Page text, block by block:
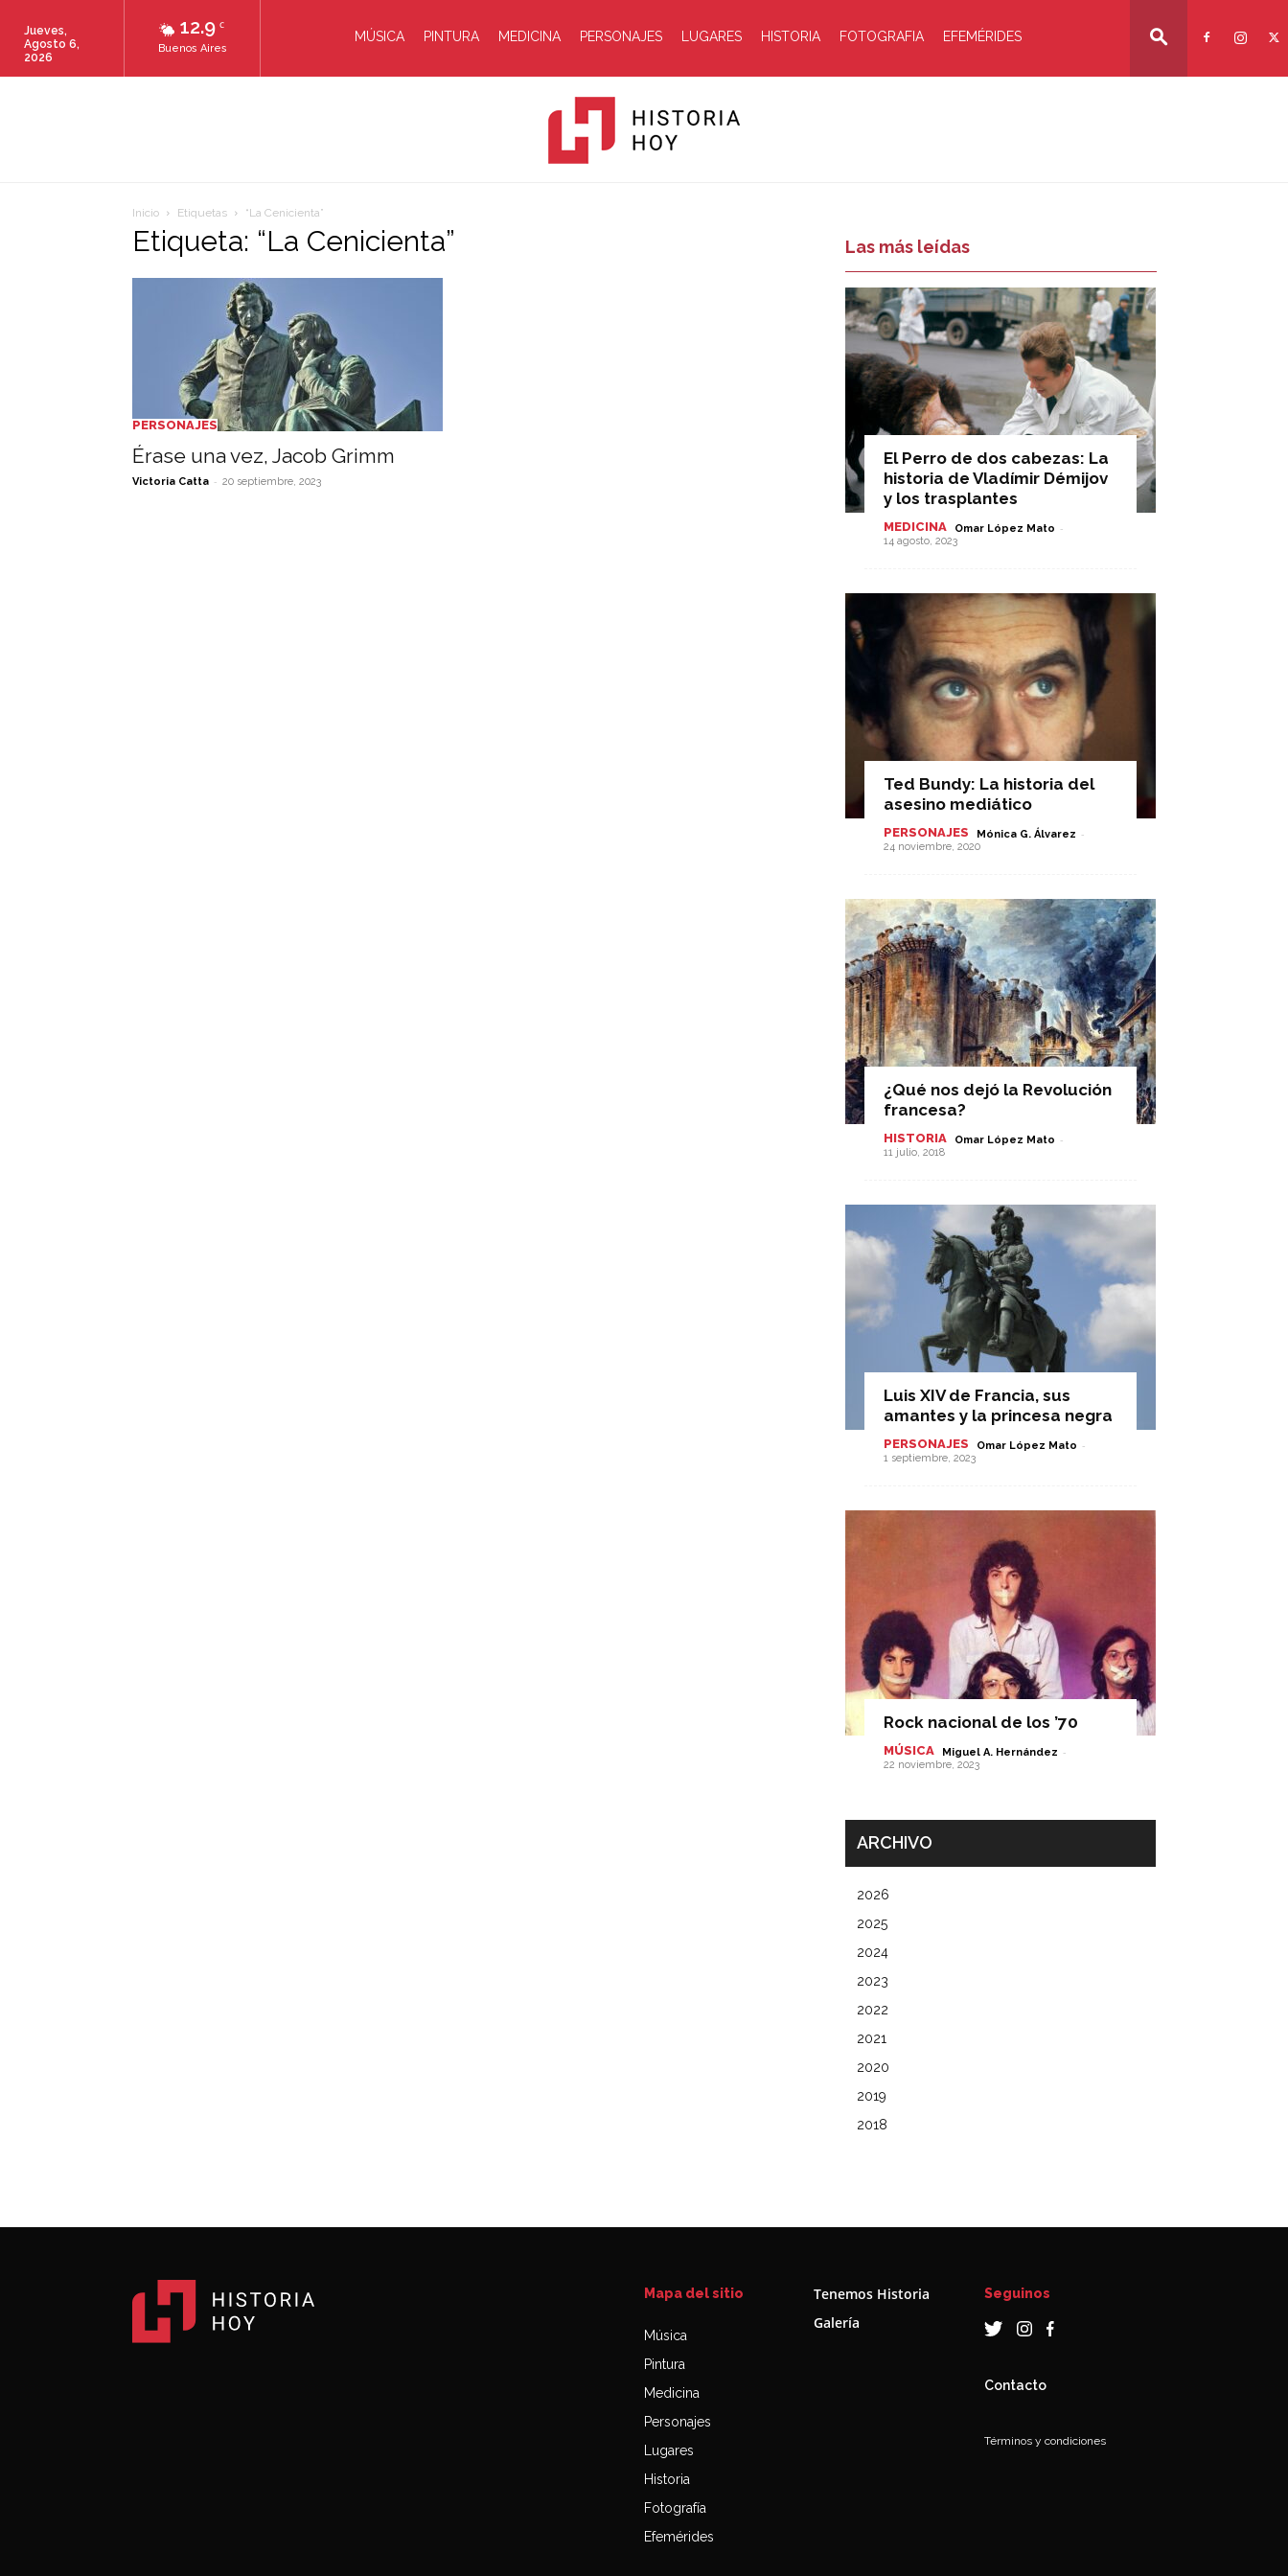
12.9 C
Buenos Aires
Jueves,
Agosto 6,
2026
MÚSICA PINTURA MEDICINA PERSONAJES LUGARES HISTORIA FOTOGRAFIA EFEMÉRIDES
Inicio Etiquetas “La Cenicienta”
Etiqueta: “La Cenicienta”
PERSONAJES
Érase una vez, Jacob Grimm
Victoria Catta - 20 septiembre, 2023
Las más leídas
El Perro de dos cabezas: La
historia de Vladímir Démijov
y los trasplantes
MEDICINA Omar López Mato -
14 agosto, 2023
Ted Bundy: La historia del
asesino mediático
PERSONAJES Mónica G. Álvarez -
24 noviembre, 2020
¿Qué nos dejó la Revolución
francesa?
HISTORIA Omar López Mato -
11 julio, 2018
Luis XIV de Francia, sus
amantes y la princesa negra
PERSONAJES Omar López Mato -
1 septiembre, 2023
Rock nacional de los ’70
MÚSICA Miguel A. Hernández -
22 noviembre, 2023
ARCHIVO
2026
2025
2024
2023
2022
2021
2020
2019
2018
Mapa del sitio
Música
Pintura
Medicina
Personajes
Lugares
Historia
Fotografía
Efemérides
Tenemos Historia
Galería
Seguinos
Contacto
Términos y condiciones